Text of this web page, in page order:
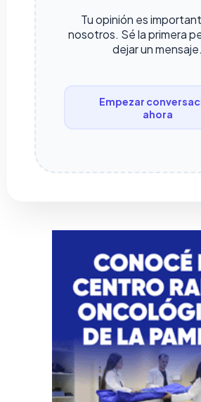
Tu opinión es
nosotros. Sé la primera
dejar un mensaje.
Empezar
ahora